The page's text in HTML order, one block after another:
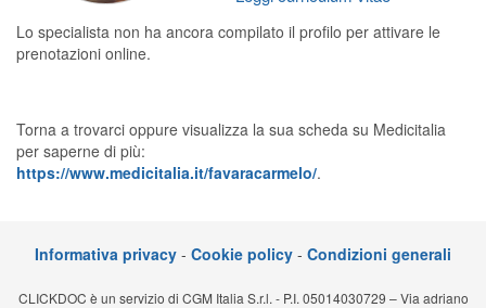
Prenotazioni online
Planner e rubrica in cloud
Teleconsulto
Lo specialista non ha ancora compilato il profilo per attivare le
prenotazioni online.
Torna a trovarci oppure visualizza la sua scheda su Medicitalia
per saperne di più:
https://www.medicitalia.it/favaracarmelo/.
Informativa privacy - Cookie policy - Condizioni generali
CLICKDOC è un servizio di CGM Italia S.r.l. - P.I. 05014030729 – Via adriano